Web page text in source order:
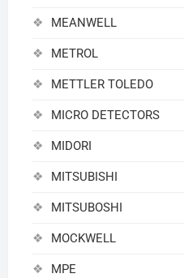
MEANWELL
METROL
METTLER TOLEDO
MICRO DETECTORS
MIDORI
MITSUBISHI
MITSUBOSHI
MOCKWELL
MPE